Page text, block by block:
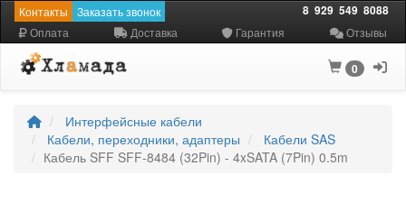
Контакты Заказать звонок 8 929 549 8088
Оплата Доставка Гарантия Отзывы
0
Интерфейсные кабели
Кабели, переходники, адаптеры
Кабели SAS
Кабель SFF SFF-8484 (32Pin) - 4xSATA (7Pin) 0.5m